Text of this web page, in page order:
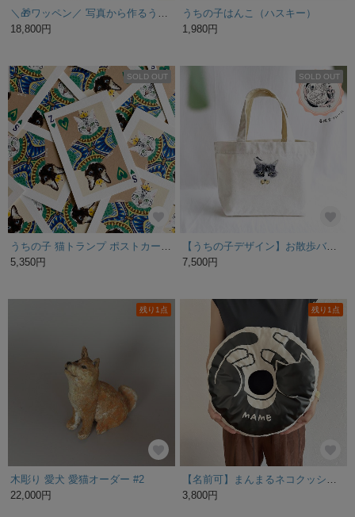
18,800円
うちの子はんこ（ハスキー）
1,980円
SOLD OUT
5,350円
SOLD OUT
7,500円
残り1点
木彫り 愛犬 愛猫オーダー #2
22,000円
残り1点
3,800円